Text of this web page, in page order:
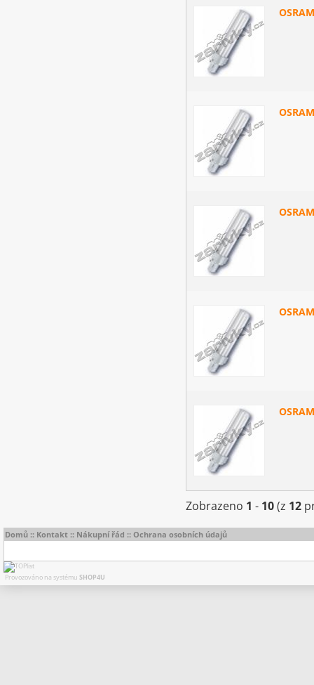
Zobrazeno 1 - 10(z 12
Domů :: Kontakt :: Nákupní řád :: Ochrana osobních údajů
Provozováno na systému SHOP4U